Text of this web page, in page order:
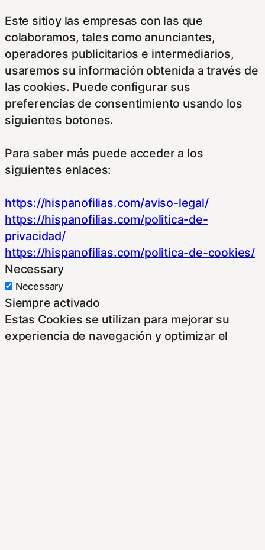
Este sitioy las empresas con las que
colaboramos, tales como anunciantes,
operadores publicitarios e intermediarios,
usaremos su información obtenida a través de
las cookies. Puede configurar sus
preferencias de consentimiento usando los
siguientes botones.
Para saber más puede acceder a los
siguientes enlaces:
https://hispanofilias.com/aviso-legal/
https://hispanofilias.com/politica-de-
privacidad/
https://hispanofilias.com/politica-de-cookies/
Necessary
Necessary
Siempre activado
Estas Cookies se utilizan para mejorar su
experiencia de navegación y optimizar el